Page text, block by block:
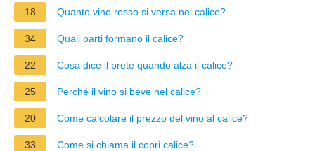
18 Quanto vino rosso si versa nel calice?
34 Quali parti formano il calice?
22 Cosa dice il prete quando alza il calice?
25 Perché il vino si beve nel calice?
20 Come calcolare il prezzo del vino al calice?
33 Come si chiama il copri calice?